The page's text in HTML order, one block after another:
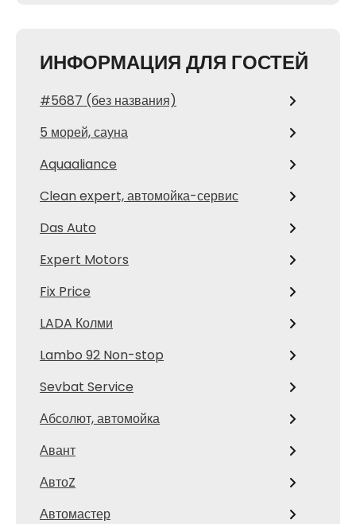
ИНФОРМАЦИЯ ДЛЯ ГОСТЕЙ
#5687 (без названия)
5 морей, сауна
Aquaaliance
Clean expert, автомойка-сервис
Das Auto
Expert Motors
Fix Price
LADA Колми
Lambo 92 Non-stop
Sevbat Service
Абсолют, автомойка
Авант
АвтоZ
Автомастер